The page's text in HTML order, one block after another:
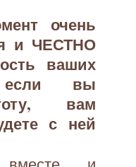
очень
и ЧЕСТНО
ваших
вы
вам
с ней